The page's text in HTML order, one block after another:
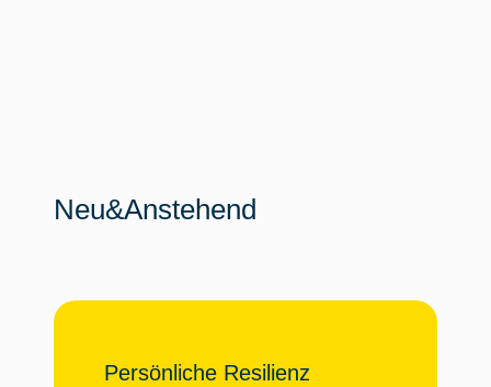
Neu&Anstehend
Persönliche Resilienz